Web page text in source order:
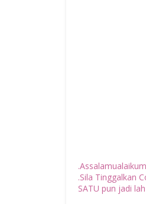
.Sila Tinggalkan
SATU pun jadi